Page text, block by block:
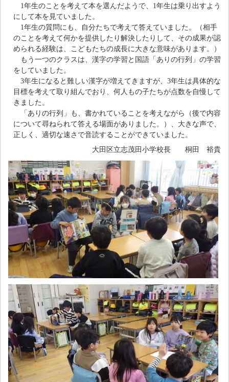
1年生のことを考えて本を選んだようで、1年生は乗り出すよう
にして本を見ていました。
1年生の質問にも、自分たちで考えて答えていました。（相手
のことを考えて何かを提供したり解決したりして、その成果が認
められる経験は、こどもたちの成長に大きな意味があります。）
もう一つのクラスは、漢字の学習と国語「ありの行列」の学習
をしていました。
3年生になると難しい漢字が増えてきますが、3年生は具体的な
目標を考えて取り組んでおり、何人もの子たちが点数を自慢して
きました。
「ありの行列」も、書かれていることを考えながら（後で内容
について尋ねられて答える場面がありました。）、大きな声で、
正しく、適切な速さで音読することができていました。
大田区立志茂田小学校長 桐田 裕貴